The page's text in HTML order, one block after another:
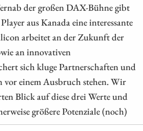
der großen DAX-Bühne gibt
aus Kanada eine interessante
arbeitet an der Zukunft der
an innovativen
sich kluge Partnerschaften und
vor einem Ausbruch stehen. Wir
Blick auf diese drei Werte und
größere Potenziale (noch)